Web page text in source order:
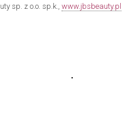
sp. z o.o. sp.k., www.jbsbeauty.pl